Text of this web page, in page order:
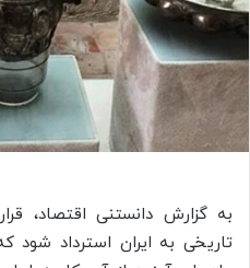
تاریخی به ایران استرداد شود که از این